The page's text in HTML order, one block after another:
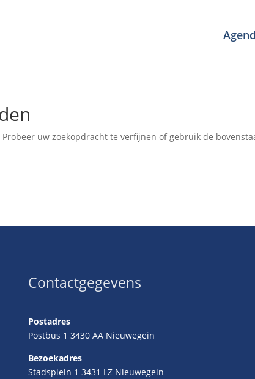
uw zoekopdracht te verfijnen of gebruik de
Contactgegevens
Postadres
Postbus 1 3430 AA Nieuwegein
Bezoekadres
Stadsplein 1 3431 LZ Nieuwegein